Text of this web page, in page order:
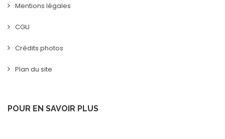
Mentions légales
CGU
Crédits photos
Plan du site
POUR EN SAVOIR PLUS